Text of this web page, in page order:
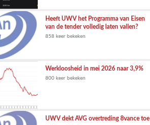
Heeft UWV het Programma van Eisen
van de tender volledig laten vallen?
858 keer bekeken
Werkloosheid in mei 2026 naar 3,9%
800 keer bekeken
UWV dekt AVG overtreding 8vance toe